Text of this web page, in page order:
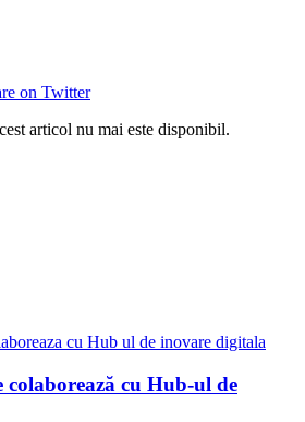
on Twitter
articol nu mai este disponibil.
cu Hub-ul de